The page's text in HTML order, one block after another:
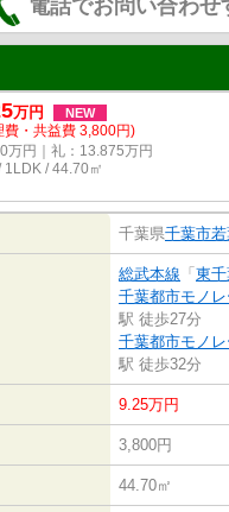
電話でお問い合わせ
万円 NEW
費・共益費 3,800円)
万円｜礼：13.875万円
1LDK / 44.70㎡
千葉県千葉市
総武本線 「 東
千葉都市モノ
駅 徒歩27分
千葉都市モノ
駅 徒歩32分
9.25万円
3,800円
44.70㎡